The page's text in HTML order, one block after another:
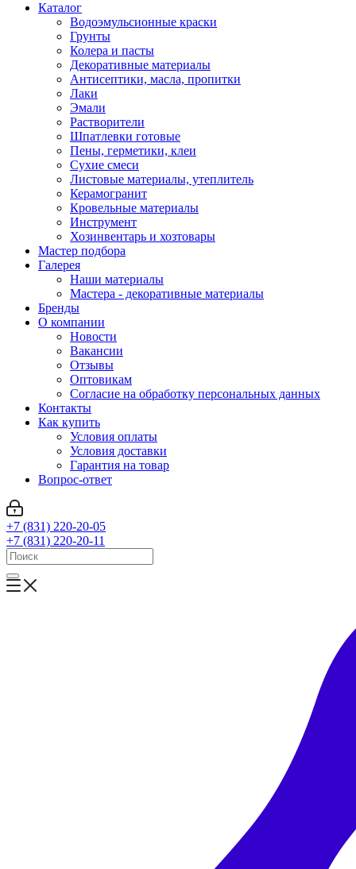
Каталог
Водоэмульсионные краски
Грунты
Колера и пасты
Декоративные материалы
Антисептики, масла, пропитки
Лаки
Эмали
Растворители
Шпатлевки готовые
Пены, герметики, клеи
Сухие смеси
Листовые материалы, утеплитель
Керамогранит
Кровельные материалы
Инструмент
Хозинвентарь и хозтовары
Мастер подбора
Галерея
Наши материалы
Мастера - декоративные материалы
Бренды
О компании
Новости
Вакансии
Отзывы
Оптовикам
Cогласие на обработку персональных данных
Контакты
Как купить
Условия оплаты
Условия доставки
Гарантия на товар
Вопрос-ответ
+7 (831) 220-20-05
+7 (831) 220-20-11